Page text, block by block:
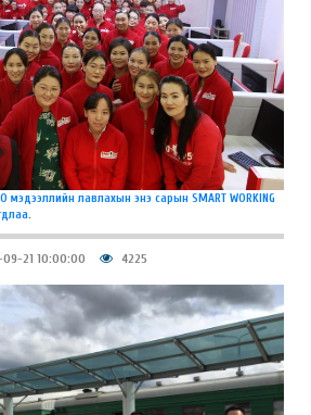
мэдээллийн лавлахын энэ сарын SMART WORKING
09-21 10:00:00 4225